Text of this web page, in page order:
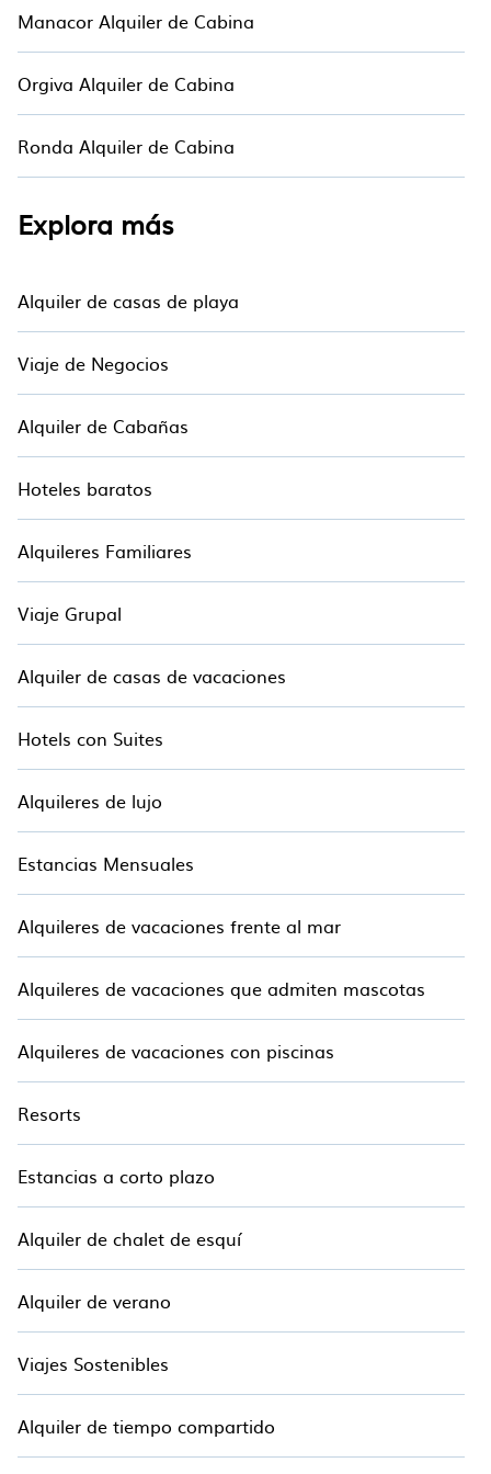
que tengamos algo correcto para usted.
Manacor Alquiler de Cabina
Orgiva Alquiler de Cabina
Ronda Alquiler de Cabina
Explora más
Alquiler de casas de playa
Viaje de Negocios
Alquiler de Cabañas
Hoteles baratos
Alquileres Familiares
Viaje Grupal
Alquiler de casas de vacaciones
Hotels con Suites
Alquileres de lujo
Estancias Mensuales
Alquileres de vacaciones frente al mar
Alquileres de vacaciones que admiten mascotas
Alquileres de vacaciones con piscinas
Resorts
Estancias a corto plazo
Alquiler de chalet de esquí
Alquiler de verano
Viajes Sostenibles
Alquiler de tiempo compartido